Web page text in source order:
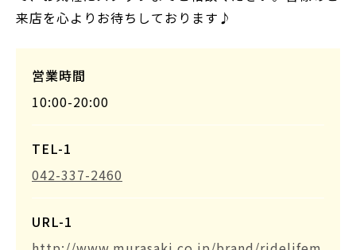
来店を心よりお待ちしております♪
営業時間
10:00-20:00
TEL-1
042-337-2460
URL-1